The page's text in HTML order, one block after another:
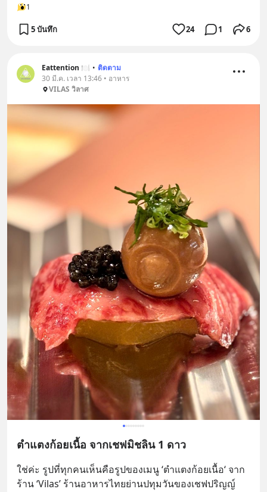
1
5 บันทึก 24 1 6
Eattention 🍽 • ติดตาม
30 มี.ค. เวลา 13:46 • อาหาร
VILAS วิลาศ
ตำแตงก้อยเนื้อ จากเชฟมิชลิน 1 ดาว
ใช่ค่ะ รูปที่ทุกคนเห็นคือรูปของเมนู ‘ตำแตงก้อยเนื้อ‘ จาก
ร้าน ‘Vilas’ ร้านอาหารไทยย่านปทุมวันของเชฟปริญญ์